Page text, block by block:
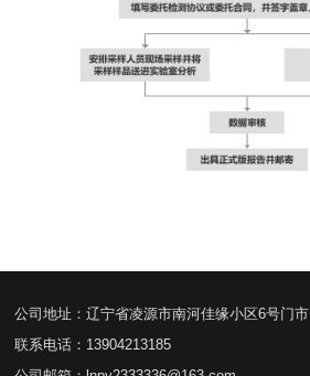
公司地址：辽宁省凌源市南河佳缘小区6号门市
联系电话：13904213185